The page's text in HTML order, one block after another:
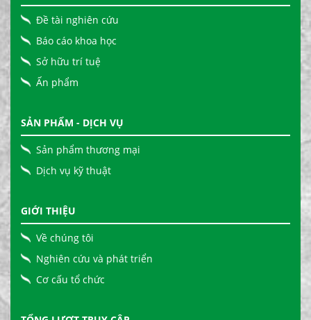
Đề tài nghiên cứu
Báo cáo khoa học
Sở hữu trí tuệ
Ấn phẩm
SẢN PHẨM - DỊCH VỤ
Sản phẩm thương mại
Dịch vụ kỹ thuật
GIỚI THIỆU
Về chúng tôi
Nghiên cứu và phát triển
Cơ cấu tổ chức